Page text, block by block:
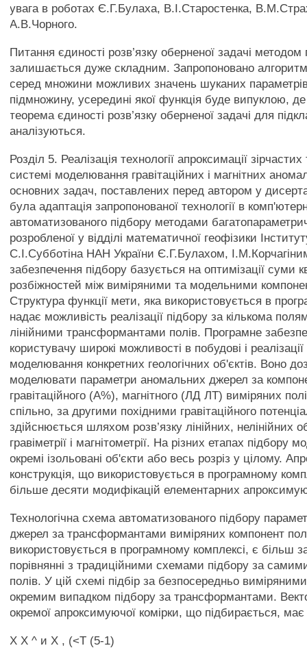
увага в роботах Є.Г.Булаха, В.І.Старостенка,
А.В.Чорного.
Питання єдиності розв’язку оберненої задачі методом
залишається дуже складним. Запропоновано
серед множини можливих значень шуканих
підмножину, усередині якої функція буде випуклою,
теорема єдиності розв’язку оберненої задачі для
аналізуються.
Розділ 5. Реалізація технології апроксимації
системі моделювання гравітаційних і магнітних
основних задач, поставлених перед автором у
була адаптація запропонованої технології в
автоматизованого підбору методами
розробленої у відділі математичної геофізики
С.І.Субботіна НАН України Є.Г.Булахом,
забезпечення підбору базується на оптимізації суми
розбіжностей між виміряними та модельними
Структура функції мети, яка використовується в
надає можливість реалізації підбору за кількома
лінійними трансформантами полів. Програмне
користувачу широкі можливості в побудові і реалізації
моделювання конкретних геологічних об'єктів. Воно
моделювати параметри аномальних джерел за
гравітаційного (А%), магнітного (ЛД ЛТ) виміряних
спільно, за другими похідними гравітаційного
здійснюється шляхом розв’язку лінійних, нелінійних
гравіметрії і магнітометрії. На різних етапах підбору
окремі ізольовані об'єкти або весь розріз у цілому.
конструкція, що використовується в програмному
більше десяти модифікацій елементарних
Технологічна схема автоматизованого підбору
джерел за трансформантами виміряних компонент
використовується в програмному комплексі, є більш
порівнянні з традиційними схемами підбору за
полів. У цій схемі підбір за безпосередньо
окремим випадком підбору за трансформантами.
окремої апроксимуючої комірки, що підбирається,
X X ^ и X , (<Т (5-1)